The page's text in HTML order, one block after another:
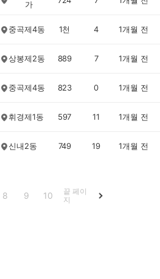
가
중곡제4동 1천 4 1개월 전
상봉제2동 889 7 1개월 전
중곡제4동 823 0 1개월 전
휘경제1동 597 11 1개월 전
신내2동 749 19 1개월 전
8 9 10
끝 페이
지